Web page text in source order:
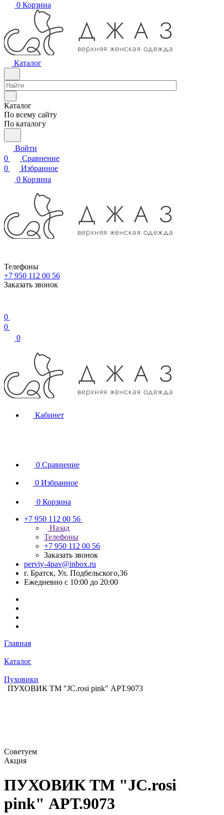
0 Корзина
Каталог
Каталог
По всему сайту
По каталогу
Войти
0
Сравнение
0
Избранное
0 Корзина
Телефоны
+7 950 112 00 56
Заказать звонок
0
0
0
Кабинет
0 Сравнение
0 Избранное
0 Корзина
+7 950 112 00 56
Назад
Телефоны
+7 950 112 00 56
Заказать звонок
perviy-4pav@inbox.ru
г. Братск, Ул. Подбельского,36
Ежедневно с 10:00 до 20:00
Главная
Каталог
Пуховики
ПУХОВИК ТМ "JC.rosi pink" АРТ.9073
Советуем
Акция
ПУХОВИК ТМ "JC.rosi
pink" АРТ.9073